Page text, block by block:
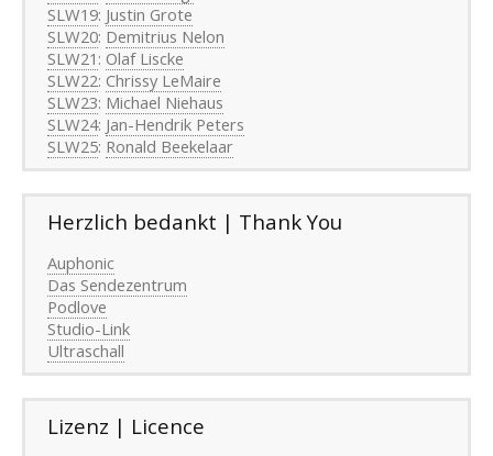
SLW19: Justin Grote
SLW20: Demitrius Nelon
SLW21 : Olaf Liscke
SLW22: Chrissy LeMaire
SLW23: Michael Niehaus
SLW24: Jan-Hendrik Peters
SLW25: Ronald Beekelaar
Herzlich bedankt | Thank You
Auphonic
Das Sendezentrum
Podlove
Studio-Link
Ultraschall
Lizenz | Licence